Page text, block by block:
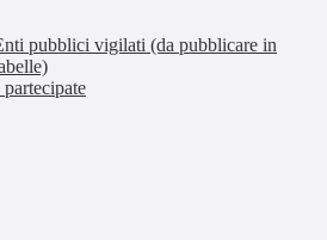
pubblici vigilati (da pubblicare in
partecipate